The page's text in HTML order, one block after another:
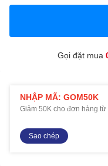
Gọi đặt mua
NHẬP MÃ: GOM50K
Giảm 50K cho đơn hàng
Sao chép